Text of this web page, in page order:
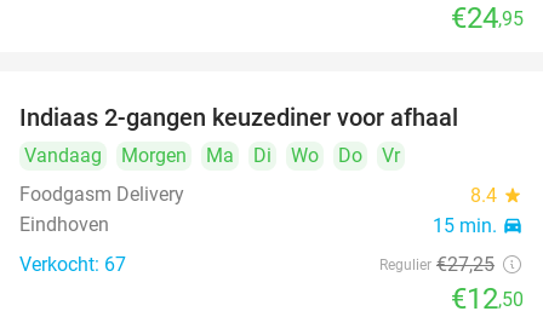
€24,95
Indiaas 2-gangen keuzediner voor afhaal
Vandaag Morgen Ma Di Wo Do
Vr
Foodgasm Delivery
8.4 star
Eindhoven 15 min. directions_car
Verkocht: 67 Regulier €27,25
€12,50